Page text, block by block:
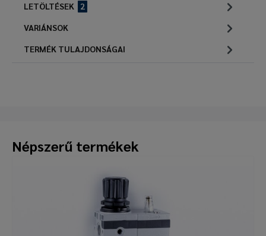
LETÖLTÉSEK
2
VARIÁNSOK
TERMÉK TULAJDONSÁGAI
Népszerű termékek